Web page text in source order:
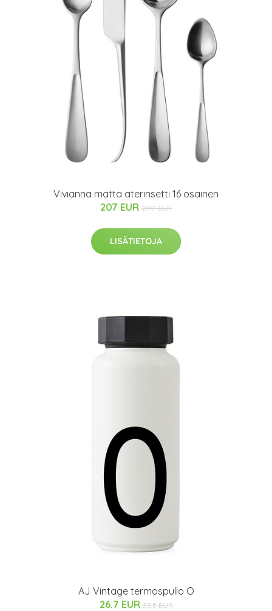
Vivianna matta aterinsetti 16 osainen
207 EUR 299 EUR
LISÄTIETOJA
AJ Vintage termospullo O
26.7 EUR 33.5 EUR